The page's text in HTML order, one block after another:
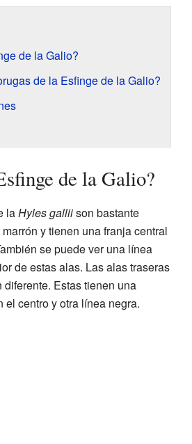
de la Galio?
de la Esfinge de la Galio?
de la Galio?
laHyles galliison bastante
y tienen una franja central
se puede ver una línea
de estas alas. Las alas traseras
Estas tienen una
el centro y otra línea negra.